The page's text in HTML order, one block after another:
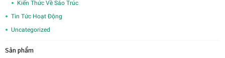
Kiến Thức Về Sáo Trúc
Tin Tức Hoạt Động
Uncategorized
Sản phẩm